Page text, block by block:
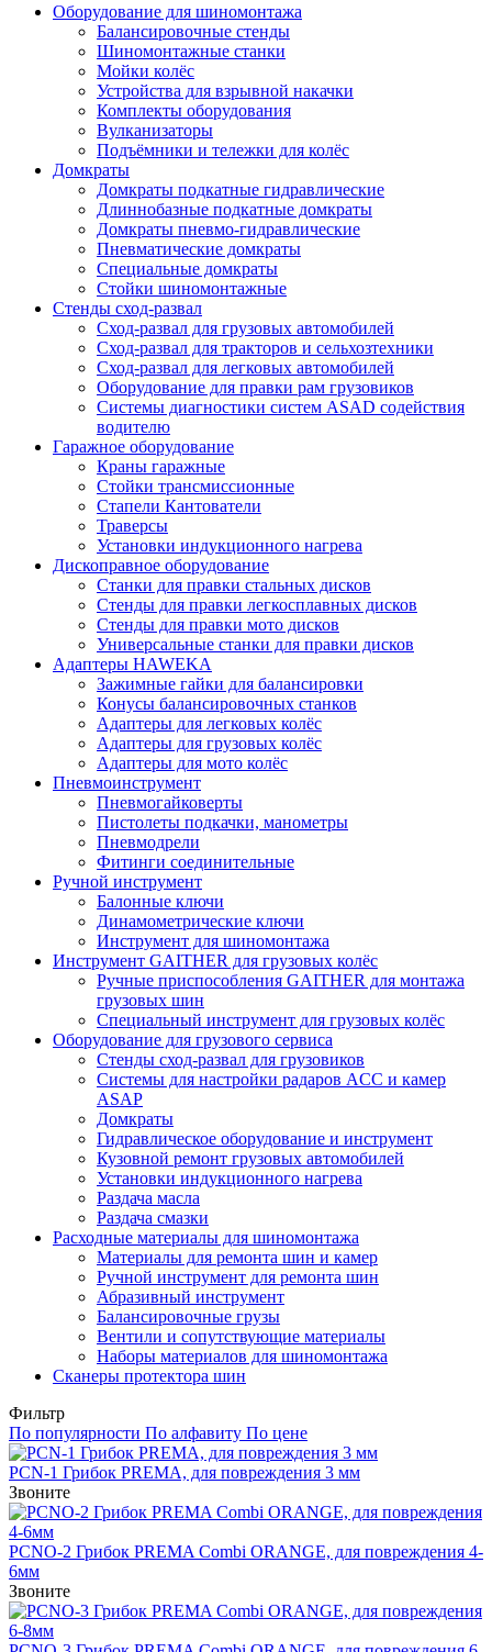
Оборудование для шиномонтажа
Балансировочные стенды
Шиномонтажные станки
Мойки колёс
Устройства для взрывной накачки
Комплекты оборудования
Вулканизаторы
Подъёмники и тележки для колёс
Домкраты
Домкраты подкатные гидравлические
Длиннобазные подкатные домкраты
Домкраты пневмо-гидравлические
Пневматические домкраты
Специальные домкраты
Стойки шиномонтажные
Стенды сход-развал
Сход-развал для грузовых автомобилей
Сход-развал для тракторов и сельхозтехники
Сход-развал для легковых автомобилей
Оборудование для правки рам грузовиков
Системы диагностики систем ASAD содействия
водителю
Гаражное оборудование
Краны гаражные
Стойки трансмиссионные
Стапели Кантователи
Траверсы
Установки индукционного нагрева
Дископравное оборудование
Станки для правки стальных дисков
Стенды для правки легкосплавных дисков
Стенды для правки мото дисков
Универсальные станки для правки дисков
Адаптеры HAWEKA
Зажимные гайки для балансировки
Конусы балансировочных станков
Адаптеры для легковых колёс
Адаптеры для грузовых колёс
Адаптеры для мото колёс
Пневмоинструмент
Пневмогайковерты
Пистолеты подкачки, манометры
Пневмодрели
Фитинги соединительные
Ручной инструмент
Балонные ключи
Динамометрические ключи
Инструмент для шиномонтажа
Инструмент GAITHER для грузовых колёс
Ручные приспособления GAITHER для монтажа
грузовых шин
Специальный инструмент для грузовых колёс
Оборудование для грузового сервиса
Стенды сход-развал для грузовиков
Системы для настройки радаров ACC и камер
ASAP
Домкраты
Гидравлическое оборудование и инструмент
Кузовной ремонт грузовых автомобилей
Установки индукционного нагрева
Раздача масла
Раздача смазки
Расходные материалы для шиномонтажа
Материалы для ремонта шин и камер
Ручной инструмент для ремонта шин
Абразивный инструмент
Балансировочные грузы
Вентили и сопутствующие материалы
Наборы материалов для шиномонтажа
Сканеры протектора шин
Фильтр
По популярности По алфавиту По цене
PCN-1 Грибок PREMA, для повреждения 3 мм
Звоните
PCNO-2 Грибок PREMA Combi ORANGE, для повреждения 4-
6мм
Звоните